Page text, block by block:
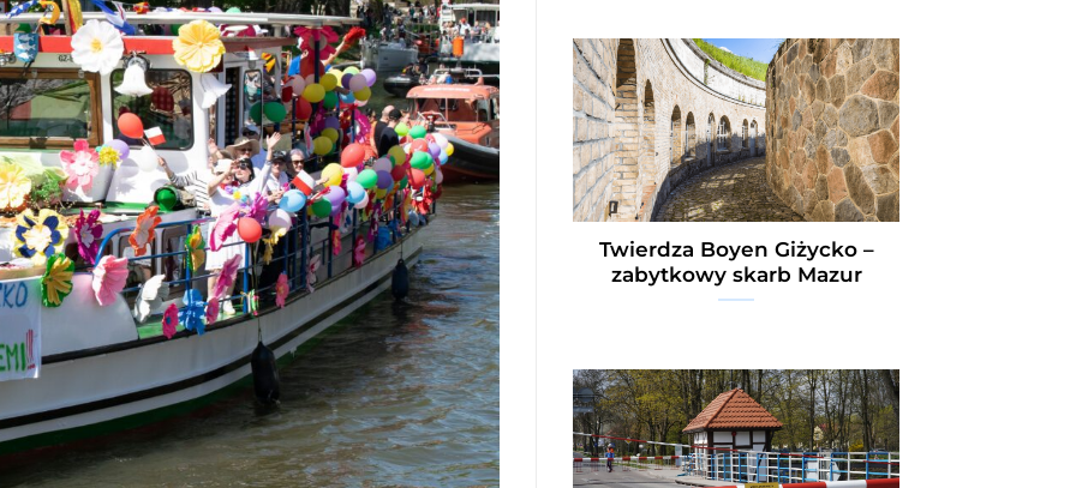
Twierdza Boyen Giżycko –
zabytkowy skarb Mazur